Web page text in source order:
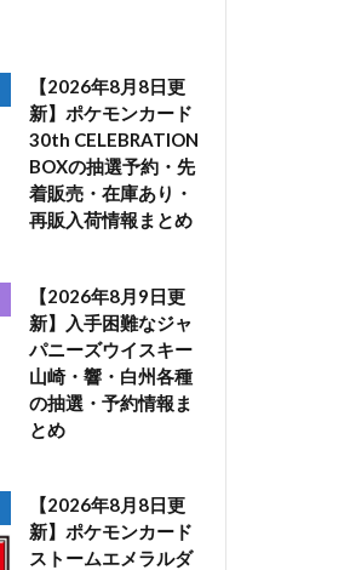
【2026年8月8日更
新】ポケモンカード
30th CELEBRATION
BOXの抽選予約・先
着販売・在庫あり・
再販入荷情報まとめ
【2026年8月9日更
新】入手困難なジャ
パニーズウイスキー
山崎・響・白州各種
の抽選・予約情報ま
とめ
【2026年8月8日更
新】ポケモンカード
ストームエメラルダ